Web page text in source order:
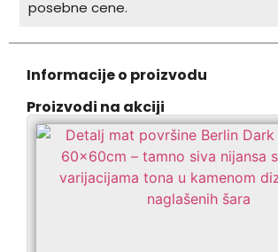
posebne cene.
Informacije o proizvodu
Proizvodi na akciji